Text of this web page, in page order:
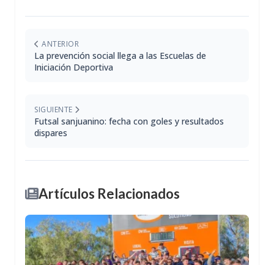
ANTERIOR
La prevención social llega a las Escuelas de
Iniciación Deportiva
SIGUIENTE
Futsal sanjuanino: fecha con goles y resultados
dispares
Artículos Relacionados